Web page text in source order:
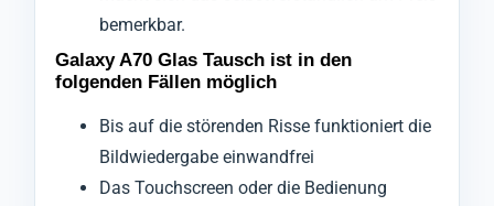
bemerkbar.
Galaxy A70 Glas Tausch ist in den
folgenden Fällen möglich
Bis auf die störenden Risse funktioniert die
Bildwiedergabe einwandfrei
Das Touchscreen oder die Bedienung